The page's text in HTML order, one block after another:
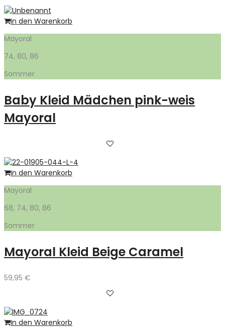
In den Warenkorb
Mayoral
74, 80, 86
Sommer
Baby Kleid Mädchen pink-weis
Mayoral
In den Warenkorb
Mayoral
68, 74, 80, 86
Sommer
Mayoral Kleid Beige Caramel
59,95 €
In den Warenkorb